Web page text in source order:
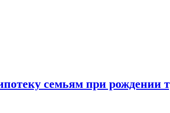
семьям при рождении